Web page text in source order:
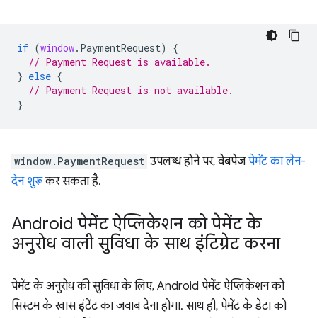
if (window. PaymentRequest)
{
// Payment Request is available.
} else {
// Payment Request is not available.
}
window.PaymentRequest उपलब्ध होने पर, वेबपेजपेमेंट का लेन-
देन शुरूकर सकता है.
Android पेमेंट ऐप्लिकेशन को पेमेंट के
अनुरोध वाली सुविधा के साथ इंटिग्रेट करना
पेमेंट के अनुरोध की सुविधा के लिए, Android पेमेंट ऐप्लिकेशन को
सिस्टम के खास इंटेंट का जवाब देना होगा. साथ ही, पेमेंट के डेटा को